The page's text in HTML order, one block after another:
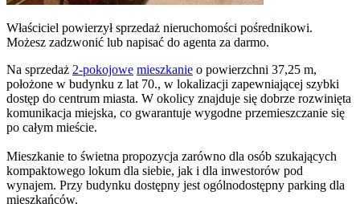
Właściciel powierzył sprzedaż nieruchomości pośrednikowi.
Możesz zadzwonić lub napisać do agenta za darmo.
Na sprzedaż 2-pokojowe mieszkanie o powierzchni 37,25 m,
położone w budynku z lat 70., w lokalizacji zapewniającej szybki
dostęp do centrum miasta. W okolicy znajduje się dobrze rozwinięta
komunikacja miejska, co gwarantuje wygodne przemieszczanie się
po całym mieście.
Mieszkanie to świetna propozycja zarówno dla osób szukających
kompaktowego lokum dla siebie, jak i dla inwestorów pod
wynajem. Przy budynku dostępny jest ogólnodostępny parking dla
mieszkańców.